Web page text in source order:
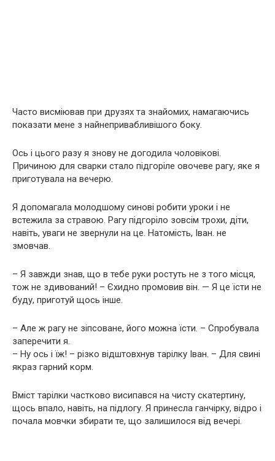
Часто висміював при друзях та знайомих, намагаючись
показати мене з найнепривабливішого боку.
Ось і цього разу я знову не догодила чоловікові.
Причиною для сварки стало підгоріле овочеве рагу, яке я
приготувала на вечерю.
Я допомагала молодшому синові робити уроки і не
встежила за стравою. Рагу підгоріло зовсім трохи, діти,
навіть, уваги не звернули на це. Натомість, Іван. не
змовчав.
– Я завжди знав, що в тебе руки ростуть не з того місця,
тож не здивований! – Єхидно промовив він. — Я це їсти не
буду, приготуй щось інше.
– Але ж рагу не зіпсоване, його можна їсти. – Спробувала
заперечити я.
– Ну ось і їж! – різко відштовхнув тарілку Іван. – Для свині
якраз гарний корм.
Вміст тарілки частково висипався на чисту скатертину,
щось впало, навіть, на підлогу. Я принесла ганчірку, відро і
почала мовчки збирати те, що залишилося від вечері.